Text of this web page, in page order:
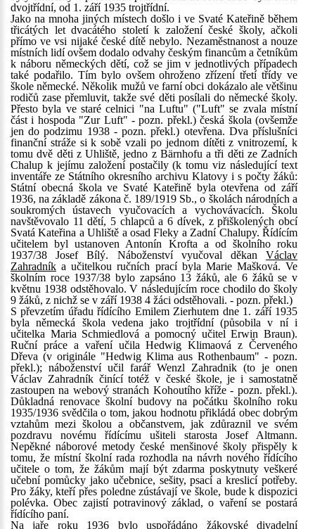
dvojtřídní, od 1. září 1935 trojtřídní.
Jako na mnoha jiných místech došlo i ve Svaté Kateřině během
třicátých let dvacátého století k založení české školy, ačkoli
přímo ve vsi nijaké české dítě nebylo. Nezaměstnanost a nouze
místních lidí ovšem dodalo odvahy českým financům a četníkům
k náboru německých dětí, což se jim v jednotlivých případech
také podařilo. Tím bylo ovšem ohroženo zřízení třetí třídy ve
škole německé. Několik mužů ve farní obci dokázalo ale většinu
rodičů zase přemluvit, takže své děti posílali do německé školy.
Přesto byla ve staré celnici "na Luftu" ("Luft" se zvala místní
část i hospoda "Zur Luft" - pozn. překl.) česká škola (ovšemže
jen do podzimu 1938 - pozn. překl.) otevřena. Dva příslušníci
finanční stráže si k sobě vzali po jednom dítěti z vnitrozemí, k
tomu dvě děti z Uhliště, jedno z Bärnhofu a tři děti ze Zadních
Chalup k jejímu založení postačily (k tomu viz následující text
inventáře ze Státního okresního archivu Klatovy i s počty žáků:
Státní obecná škola ve Svaté Kateřině byla otevřena od září
1936, na základě zákona č. 189/1919 Sb., o školách národních a
soukromých ústavech vyučovacích a vychovávacích. Školu
navštěvovalo 11 dětí, 5 chlapců a 6 dívek, z přiškolených obcí
Svatá Kateřina a Uhliště a osad Fleky a Zadní Chalupy. Řídícím
učitelem byl ustanoven Antonín Krofta a od školního roku
1937/38 Josef Bílý. Náboženství vyučoval děkan Václav
Zahradník a učitelkou ručních prací byla Marie Mašková. Ve
školním roce 1937/38 bylo zapsáno 13 žáků, ale 6 žáků se v
květnu 1938 odstěhovalo. V následujícím roce chodilo do školy
9 žáků, z nichž se v září 1938 4 žáci odstěhovali. - pozn. překl.)
S převzetím úřadu řídícího Emilem Zierhutem dne 1. září 1935
byla německá škola vedena jako trojtřídní (působila v ní i
učitelka Maria Schmiedlová a pomocný učitel Erwin Braun).
Ruční práce a vaření učila Hedwig Klimaová z Červeného
Dřeva (v originále "Hedwig Klima aus Rothenbaum" - pozn.
překl.); náboženství učil farář Wenzl Zahradnik (to je onen
Václav Zahradník činící totéž v české škole, je i samostatně
zastoupen na webový stranách Kohoutího kříže - pozn. překl.).
Důkladná renovace školní budovy na počátku školního roku
1935/1936 svědčila o tom, jakou hodnotu přikládá obec dobrým
vztahům mezi školou a občanstvem, jak zdůraznil ve svém
pozdravu novému řídícímu ušiteli starosta Josef Altmann.
Nepěkné náborové metody české menšinové školy přispěly k
tomu, že místní školní rada rozhodla na návrh nového řídícího
učitele o tom, že žákům mají být zdarma poskytnuty veškeré
učební pomůcky jako učebnice, sešity, psací a kreslicí potřeby.
Pro žáky, kteří přes poledne zústávají ve škole, bude k dispozici
polévka. Obec zajistí potravinový základ, o vaření se postará
řídícího paní.
Na jaře roku 1936 bylo uspořádáno žákovské divadelní